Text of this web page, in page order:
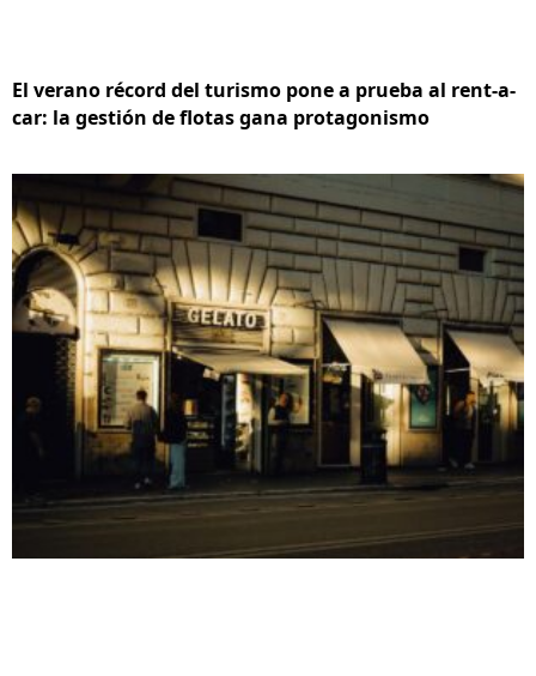
El verano récord del turismo pone a prueba al rent-a-
car: la gestión de flotas gana protagonismo